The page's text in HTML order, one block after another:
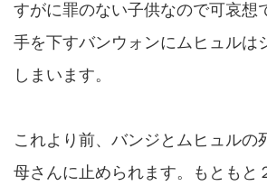
すがに罪のない子供なので可哀想
手を下すバンウォンにムヒュルは
しまいます。
これより前、バンジとムヒュルの
母さんに止められます。もともと